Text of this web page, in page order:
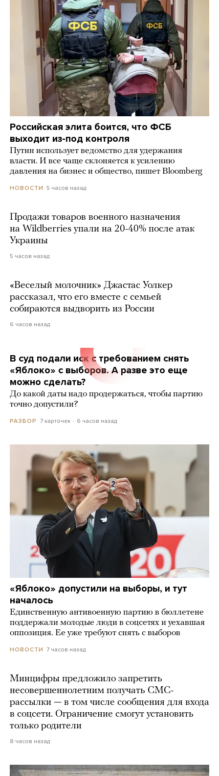
Российская элита боится, что ФСБ
выходит из-под контроля
Путин использует ведомство для удержания
власти. И все чаще склоняется к усилению
давления на бизнес и общество, пишет Bloomberg
НОВОСТИ 5 часов назад
Продажи товаров военного назначения
на Wildberries упали на 20-40% после атак
Украины
5 часов назад
«Веселый молочник» Джастас Уолкер
рассказал, что его вместе с семьей
собираются выдворить из России
6 часов назад
В суд подали иск с требованием снять
«Яблоко» с выборов. А разве это еще
можно сделать?
До какой даты надо продержаться, чтобы партию
точно допустили?
РАЗБОР 7 карточек 6 часов назад
«Яблоко» допустили на выборы, и тут
началось
Единственную антивоенную партию в бюллетене
поддержали молодые люди в соцсетях и уехавшая
оппозиция. Ее уже требуют снять с выборов
НОВОСТИ 7 часов назад
Минцифры предложило запретить
несовершеннолетним получать СМС-
рассылки — в том числе сообщения для входа
в соцсети. Ограничение смогут установить
только родители
8 часов назад